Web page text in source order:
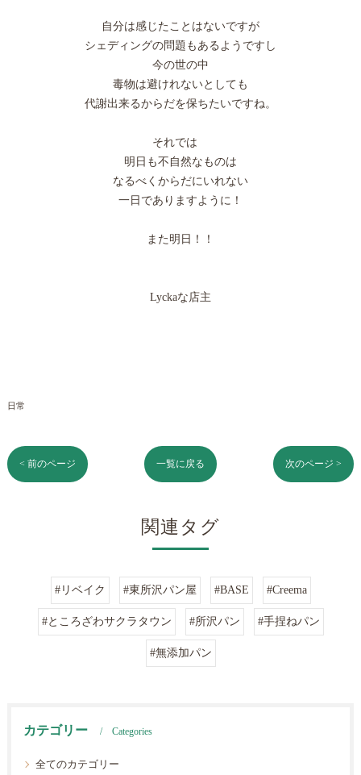
自分は感じたことはないですが
シェディングの問題もあるようですし
今の世の中
毒物は避けれないとしても
代謝出来るからだを保ちたいですね。
それでは
明日も不自然なものは
なるべくからだにいれない
一日でありますように！
また明日！！
Lyckaな店主
日常
< 前のページ 一覧に戻る 次のページ >
関連タグ
#リベイク #東所沢パン屋 #BASE #Creema
#ところざわサクラタウン #所沢パン #手捏ねパン
#無添加パン
カテゴリー Categories
全てのカテゴリー